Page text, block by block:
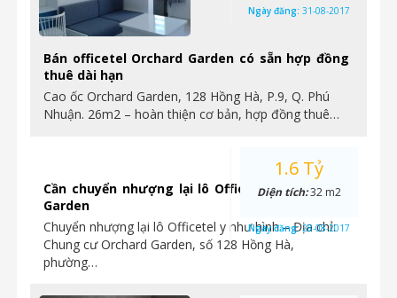
Bán officetel Orchard Garden có sẵn hợp đồng
thuê dài hạn
Cao ốc Orchard Garden, 128 Hồng Hà, P.9, Q. Phú
Nhuận. 26m2 – hoàn thiện cơ bản, hợp đồng thuê…
Ngày đăng: 31-08-2017
Cần chuyển nhượng lại lô Officetel tại Orchard
Garden
Chuyển nhượng lại lô Officetel y như hình – Địa chỉ:
Chung cư Orchard Garden, số 128 Hồng Hà,
phường…
1.6 Tỷ
Diện tích:32 m2
Ngày đăng:28-08-2017